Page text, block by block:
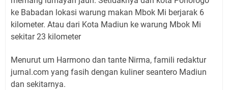
ke Babadan lokasi warung makan Mbok Mi berjarak 6
kilometer. Atau dari Kota Madiun ke warung Mbok Mi
sekitar 23 kilometer
Menurut um Harmono dan tante Nirma, famili redaktur
jurnal.com yang fasih dengan kuliner seantero Madiun
dan sekitarnya.